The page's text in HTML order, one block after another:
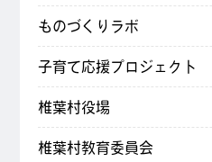
ものづくりラボ
子育て応援プロジェクト
椎葉村役場
椎葉村教育委員会